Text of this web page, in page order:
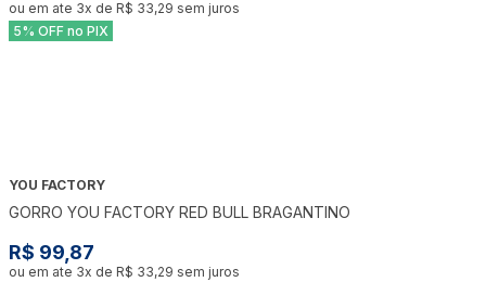
ou em ate 3x de R$ 33,29 sem juros
5% OFF no PIX
YOU FACTORY
GORRO YOU FACTORY RED BULL BRAGANTINO
R$ 99,87
ou em ate 3x de R$ 33,29 sem juros